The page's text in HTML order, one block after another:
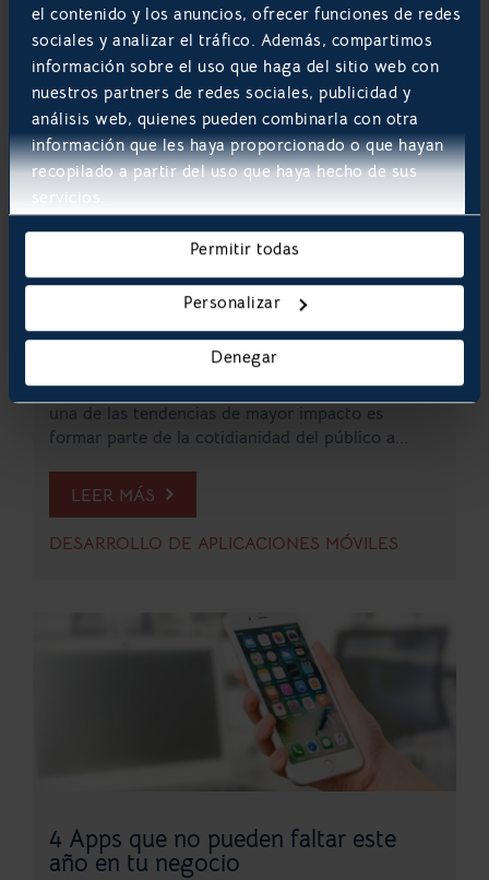
el contenido y los anuncios, ofrecer funciones de redes
sociales y analizar el tráfico. Además, compartimos
información sobre el uso que haga del sitio web con
nuestros partners de redes sociales, publicidad y
análisis web, quienes pueden combinarla con otra
información que les haya proporcionado o que hayan
recopilado a partir del uso que haya hecho de sus
servicios.
Permitir todas
Personalizar
Denegar
Top errores a evitar en el desarrollo
de tu App móvil
Diseñar una App simboliza dar un paso adelante
en lo que se refiere a la modernización de tu
negocio. Esto es así ya que, automáticamente, te
ubicará en el mundo digital del momento, donde
una de las tendencias de mayor impacto es
formar parte de la cotidianidad del público a...
LEER MÁS
DESARROLLO DE APLICACIONES MÓVILES
4 Apps que no pueden faltar este
año en tu negocio